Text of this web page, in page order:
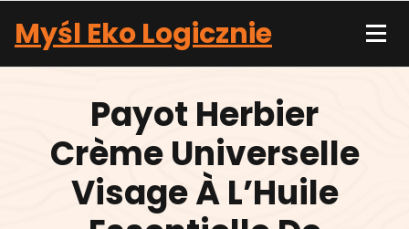
content
Myśl Eko Logicznie
Payot Herbier
Crème Universelle
Visage À L’Huile